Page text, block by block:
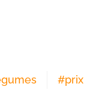
#prix